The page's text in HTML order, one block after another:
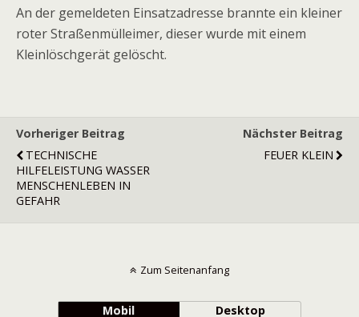
An der gemeldeten Einsatzadresse brannte ein kleiner
roter Straßenmülleimer, dieser wurde mit einem
Kleinlöschgerät gelöscht.
Vorheriger Beitrag
TECHNISCHE
HILFELEISTUNG WASSER
MENSCHENLEBEN IN
GEFAHR
Nächster Beitrag
FEUER KLEIN
Zum Seitenanfang
Mobil Desktop